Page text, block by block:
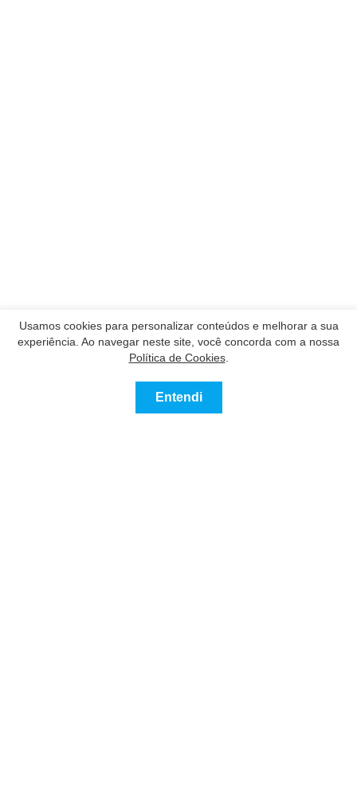
Usamos cookies para personalizar conteúdos e melhorar a sua
experiência. Ao navegar neste site, você concorda com a nossa
Política de Cookies.
Entendi